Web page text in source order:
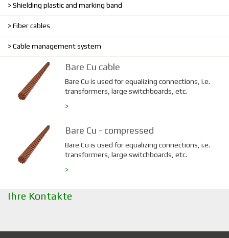
Shielding plastic and marking band
Fiber cables
Cable management system
Bare Cu cable
Bare Cu is used for equalizing connections, i.e.
transformers, large switchboards, etc.
>
Bare Cu - compressed
Bare Cu is used for equalizing connections, i.e.
transformers, large switchboards, etc.
>
Ihre Kontakte